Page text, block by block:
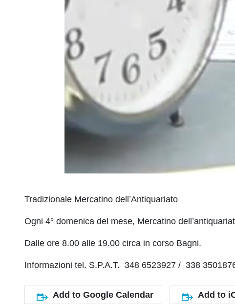
Tradizionale Mercatino dell’Antiquariato
Ogni 4° domenica del mese, Mercatino
Dalle ore 8.00 alle 19.00 circa in corso Bagni.
Informazioni tel. S.P.A.T. 348 6523927 / 338
Add to Google Calendar Add to